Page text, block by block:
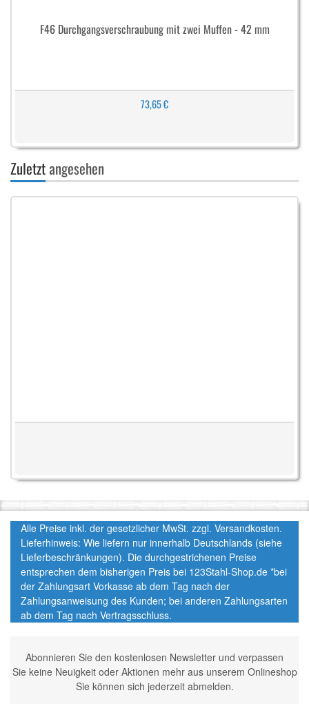
F46 Durchgangsverschraubung mit zwei Muffen - 42 mm
73,65 €
Zuletztangesehen
Alle Preise inkl. der gesetzlicher MwSt. zzgl. Versandkosten.
Lieferhinweis: Wie liefern nur innerhalb Deutschlands (siehe
Lieferbeschränkungen). Die durchgestrichenen Preise
entsprechen dem bisherigen Preis bei 123Stahl-Shop.de *bei
der Zahlungsart Vorkasse ab dem Tag nach der
Zahlungsanweisung des Kunden; bei anderen Zahlungsarten
ab dem Tag nach Vertragsschluss.
Abonnieren Sie den kostenlosen Newsletter und verpassen
Sie keine Neuigkeit oder Aktionen mehr aus unserem Onlineshop
Sie können sich jederzeit abmelden.